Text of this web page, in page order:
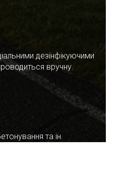
дезінфікуючими
вручну.
та ін.